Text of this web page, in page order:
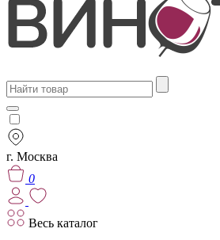
г. Москва
0
Весь каталог